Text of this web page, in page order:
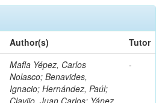
Author(s)
Tutor
Mafla Yépez, Carlos
Nolasco; Benavides,
Ignacio; Hernández, Paúl;
Clavijo, Juan Carlos; Yánez,
-